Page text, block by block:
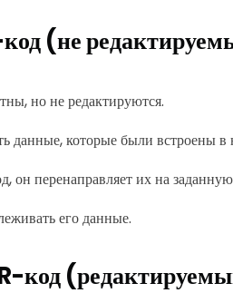
(не
но не редактируются.
данные, которые были встроены в
он перенаправляет их на
его данные.
код